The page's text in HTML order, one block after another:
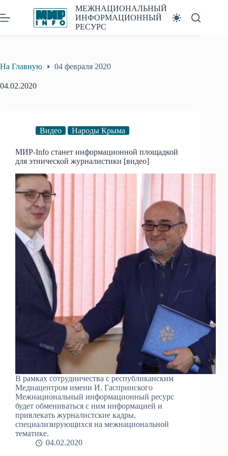
к
сути
МЕЖНАЦИОНАЛЬНЫЙ
ИНФОРМАЦИОННЫЙ
РЕСУРС
На Главную 04 февраля 2020
04.02.2020
Видео Народы Крыма
МИР-Info станет информационной площадкой
для этнической журналистики [видео]
В рамках сотрудничества с республиканским
Медиацентром имени И. Гаспринского
Межнациональный информационный ресурс
будет обмениваться с ним информацией и
привлекать журналистские кадры,
специализирующихся на межнациональной
тематике.
04.02.2020